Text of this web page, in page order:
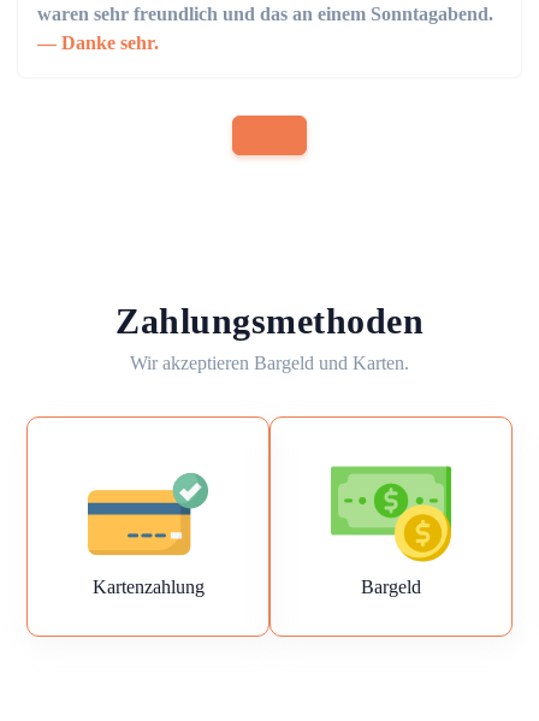
waren sehr freundlich und das an einem Sonntagabend.
Danke sehr.
Zahlungsmethoden
Wir akzeptieren Bargeld und Karten.
Kartenzahlung Bargeld